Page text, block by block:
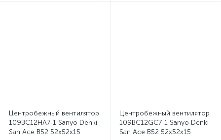
Центробежный вентилятор
109BC12HA7-1 Sanyo Denki
San Ace B52 52x52x15
Центробежный вентилятор
109BC12GC7-1 Sanyo Denki
San Ace B52 52x52x15